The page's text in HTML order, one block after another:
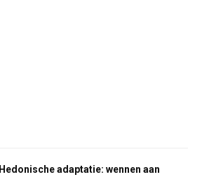
Hedonische adaptatie: wennen aan